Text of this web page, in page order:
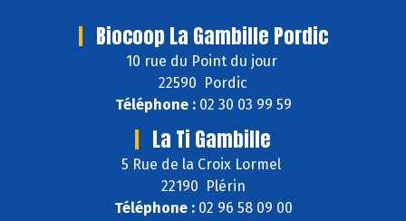
Biocoop La Gambille Pordic
10 rue du Point du jour
22590 Pordic
Téléphone :02 30 03 99 59
La Ti Gambille
5 Rue de la Croix Lormel
22190 Plérin
Téléphone :02 96 58 09 00